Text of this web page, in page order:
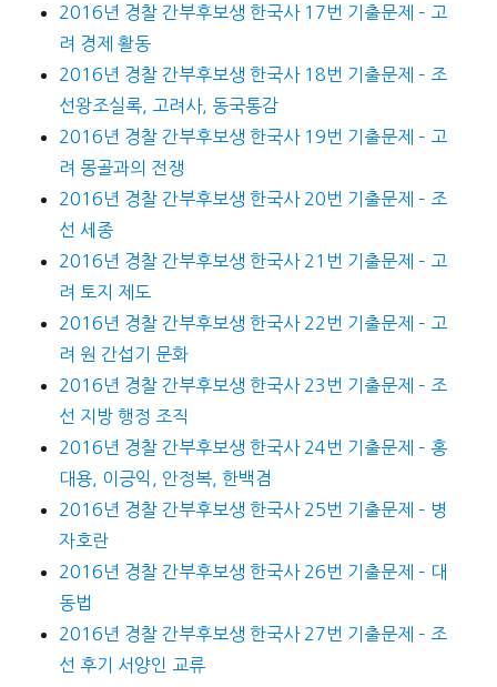
2016년 경찰 간부후보생 한국사 17번 기출문제 – 고
려 경제 활동
2016년 경찰 간부후보생 한국사 18번 기출문제 – 조
선왕조실록, 고려사, 동국통감
2016년 경찰 간부후보생 한국사 19번 기출문제 – 고
려 몽골과의 전쟁
2016년 경찰 간부후보생 한국사 20번 기출문제 – 조
선 세종
2016년 경찰 간부후보생 한국사 21번 기출문제 – 고
려 토지 제도
2016년 경찰 간부후보생 한국사 22번 기출문제 – 고
려 원 간섭기 문화
2016년 경찰 간부후보생 한국사 23번 기출문제 – 조
선 지방 행정 조직
2016년 경찰 간부후보생 한국사 24번 기출문제 – 홍
대용, 이긍익, 안정복, 한백겸
2016년 경찰 간부후보생 한국사 25번 기출문제 – 병
자호란
2016년 경찰 간부후보생 한국사 26번 기출문제 – 대
동법
2016년 경찰 간부후보생 한국사 27번 기출문제 – 조
선 후기 서양인 교류